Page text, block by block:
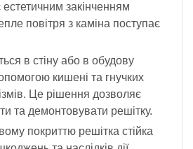
закінченням
повітря з каміна поступає
в стіну або в обудову
кишені та гнучких
Це рішення дозволяє
та демонтовувати решітку.
покриттю решітка стійка